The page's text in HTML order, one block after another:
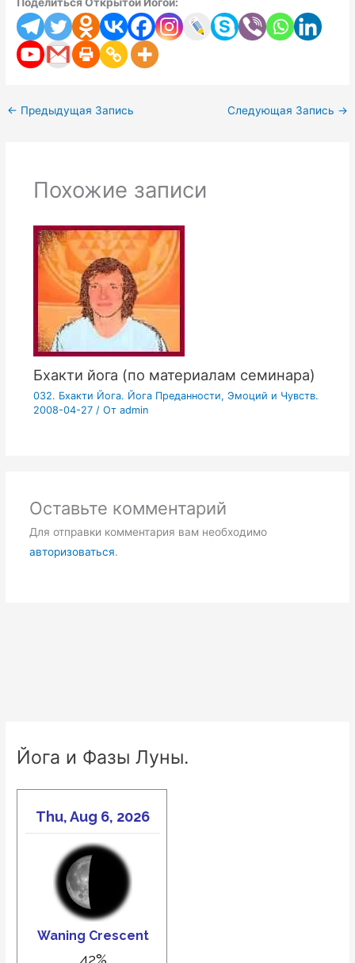
← Предыдущая Запись Следующая Запись →
Похожие записи
Бхакти йога (по материалам семинара)
032. Бхакти Йога. Йога Преданности, Эмоций и Чувств.
2008-04-27/ От admin
Оставьте комментарий
Для отправки комментария вам необходимо
авторизоваться.
Йога и Фазы Луны.